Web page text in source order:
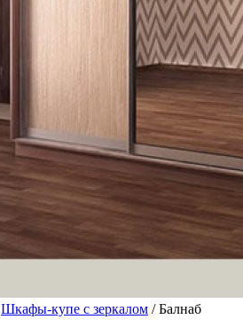
Шкафы-купе с зеркалом / Балнаб